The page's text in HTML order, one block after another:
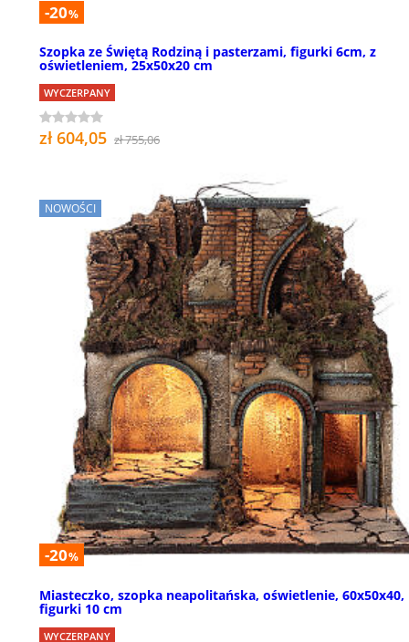
-20%
Szopka ze Świętą Rodziną i pasterzami, figurki 6cm, z
oświetleniem, 25x50x20 cm
WYCZERPANY
zł 604,05 zł 755,06
NOWOŚCI
-20%
Miasteczko, szopka neapolitańska, oświetlenie, 60x50x40,
figurki 10 cm
WYCZERPANY